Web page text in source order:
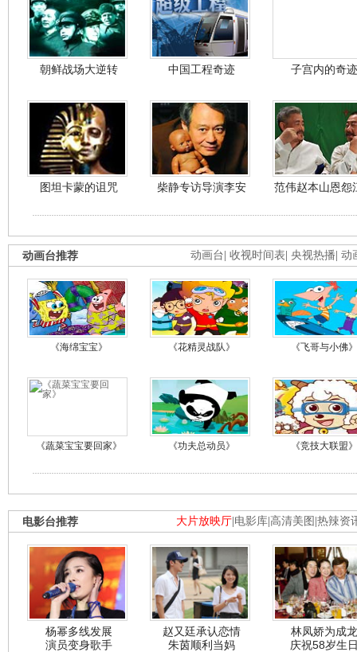
朝鲜战场大逆转 中国工程奇迹 子宫内的奇迹
图坦卡蒙的诅咒 柴静专访导演李安 范伟赵本山恩怨
动画台 收视时间表 央视热播 动
动画台推荐
《海绵宝宝》 《花精灵战队》 《飞哥与小佛》
《蔬菜宝宝要回家》 《功夫总动员》 《竞技大联盟》
大片放映厅 电影库 高清美图 热辣资
电影台推荐
杨幂多线发展
演员变身歌手
赵又廷承认恋情
朱茵顺利当妈
林凤娇为成龙
庆祝58岁生